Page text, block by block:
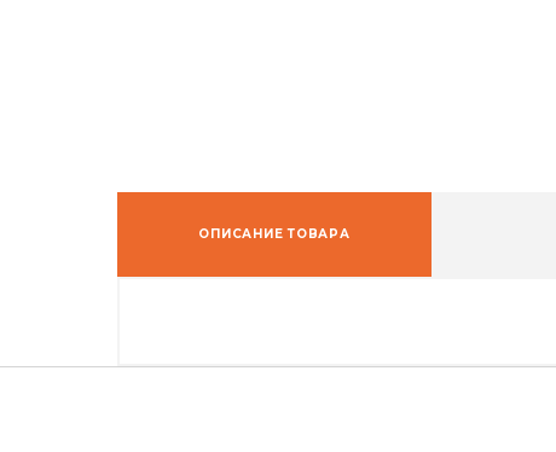
ОПИСАНИЕ ТОВАРА